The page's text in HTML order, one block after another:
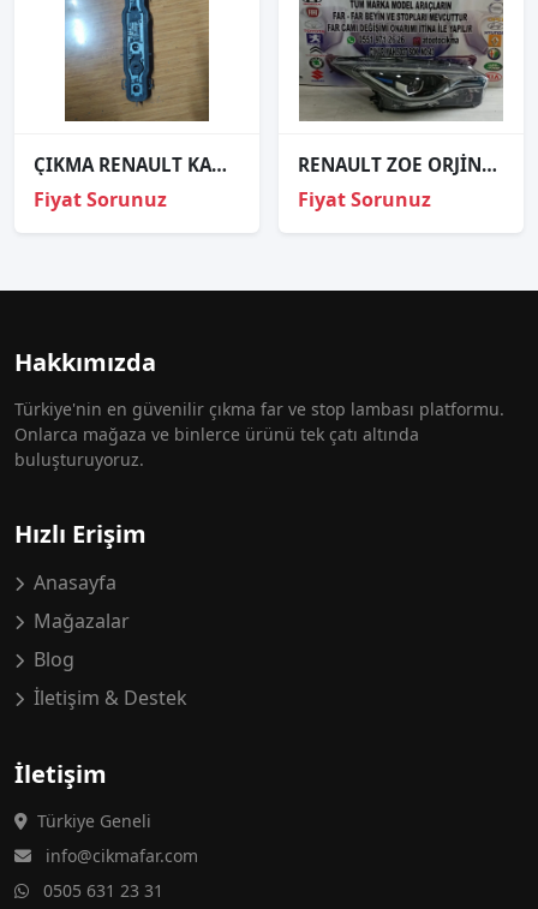
ÇIKMA RENAULT KANGOO 3 ÇİFT KAPAK SOL ARKA STOP DUYU
Fiyat Sorunuz
RENAULT ZOE ORJİNAL ÇIKMA SAĞ FAR
Fiyat Sorunuz
Hakkımızda
Türkiye'nin en güvenilir çıkma far ve stop lambası platformu.
Onlarca mağaza ve binlerce ürünü tek çatı altında
buluşturuyoruz.
Hızlı Erişim
Anasayfa
Mağazalar
Blog
İletişim & Destek
İletişim
Türkiye Geneli
info@cikmafar.com
0505 631 23 31